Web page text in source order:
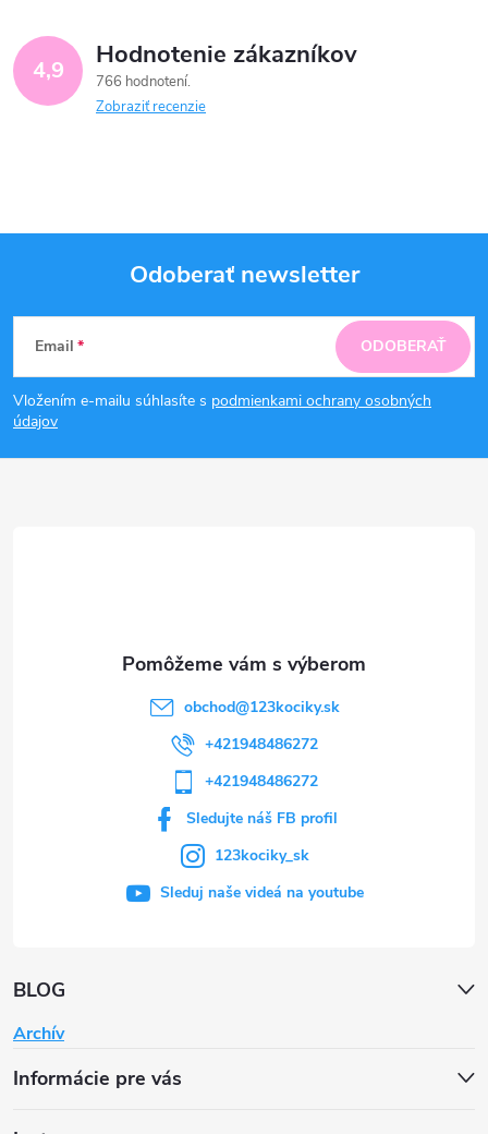
4,9 Hodnotenie zákazníkov
766 hodnotení
Zobraziť recenzie
Z
á
p
Odoberať newsletter
Email
Vložením e-mailu súhlasíte s podmienkami ochrany osobných
údajov
ODOBERAŤ
BLOG
Archív
Informácie pre vás
obchod@123kociky.sk
+421948486272
+421948486272
Sledujte náš FB profil
123kociky_sk
Sleduj naše videá na youtube